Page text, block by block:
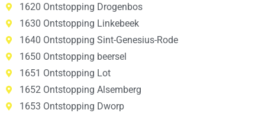
1620 Ontstopping Drogenbos
1630 Ontstopping Linkebeek
1640 Ontstopping Sint-Genesius-Rode
1650 Ontstopping beersel
1651 Ontstopping Lot
1652 Ontstopping Alsemberg
1653 Ontstopping Dworp